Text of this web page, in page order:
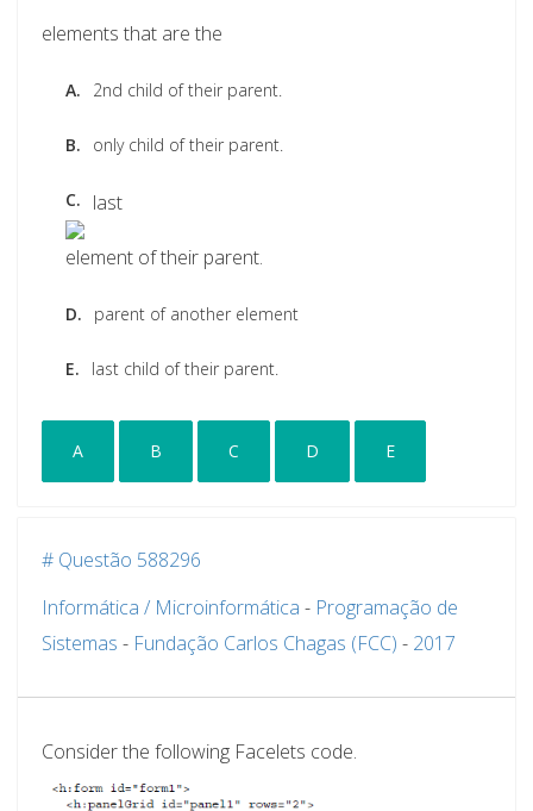
elements that are the
A. 2nd child of their parent.
B. only child of their parent.
C. last
element of their parent.
D. parent of another element
E. last child of their parent.
A B C D E
# Questão 588296
Informática / Microinformática - Programação de
Sistemas - Fundação Carlos Chagas (FCC) - 2017
Consider the following Facelets code.